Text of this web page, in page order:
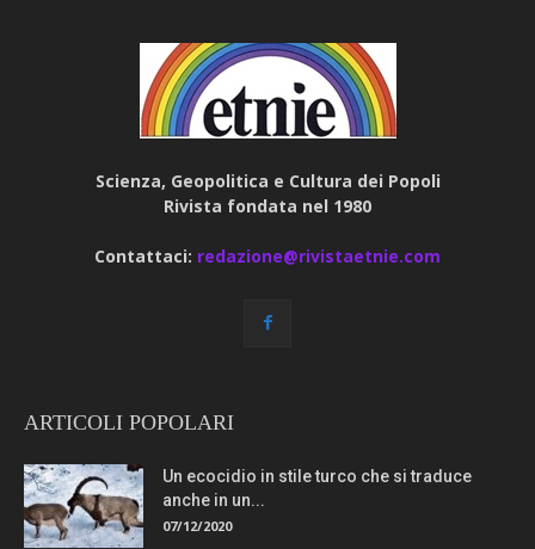
Scienza, Geopolitica e Cultura dei Popoli
Rivista fondata nel 1980
Contattaci: redazione@rivistaetnie.com
ARTICOLI POPOLARI
Un ecocidio in stile turco che si traduce
anche in un...
07/12/2020